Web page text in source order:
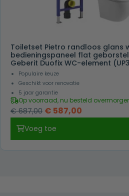
Toiletset Pietro randloos glans
bedieningspaneel flat
Geberit Duofix WC-element
Populaire keuze
Geschikt voor renovatie
5 jaar garantie
Op voorraad, nu besteld
€687,00 Oorspronkelijke
€ 687,00.
€ 587,00
€ 587,00.
Voeg toe